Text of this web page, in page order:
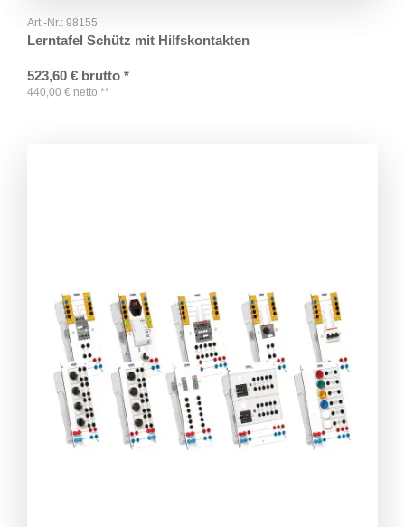
Art.-Nr.: 98155
Lerntafel Schütz mit Hilfskontakten
523,60 € brutto *
440,00 € netto **